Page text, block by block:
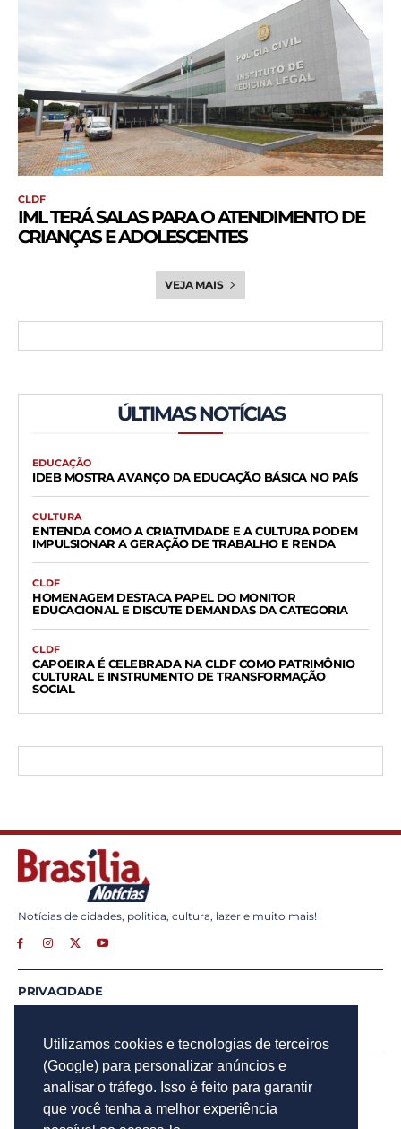
Utilizamos cookies e tecnologias de terceiros
(Google) para personalizar anúncios e
analisar o tráfego. Isso é feito para garantir
que você tenha a melhor experiência
CLDF
IML TERÁ SALAS PARA O ATENDIMENTO DE
CRIANÇAS E ADOLESCENTES
VEJA MAIS
ÚLTIMAS NOTÍCIAS
EDUCAÇÃO
IDEB MOSTRA AVANÇO DA EDUCAÇÃO BÁSICA NO PAÍS
CULTURA
ENTENDA COMO A CRIATIVIDADE E A CULTURA PODEM
IMPULSIONAR A GERAÇÃO DE TRABALHO E RENDA
CLDF
HOMENAGEM DESTACA PAPEL DO MONITOR
EDUCACIONAL E DISCUTE DEMANDAS DA CATEGORIA
CLDF
CAPOEIRA É CELEBRADA NA CLDF COMO PATRIMÔNIO
CULTURAL E INSTRUMENTO DE TRANSFORMAÇÃO
SOCIAL
Notícias de cidades, politica, cultura, lazer e muito mais!
PRIVACIDADE
INSCREVA - SE
Para obter atualizações por e-mail do Brasília Notícias.